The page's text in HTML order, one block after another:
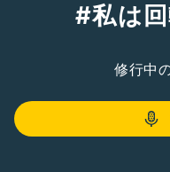
#私は
修行中